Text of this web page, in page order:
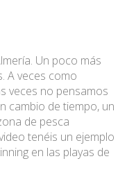
Un poco más
A veces como
veces no pensamos
cambio de tiempo, un
de pesca
tenéis un ejemplo
en las playas de